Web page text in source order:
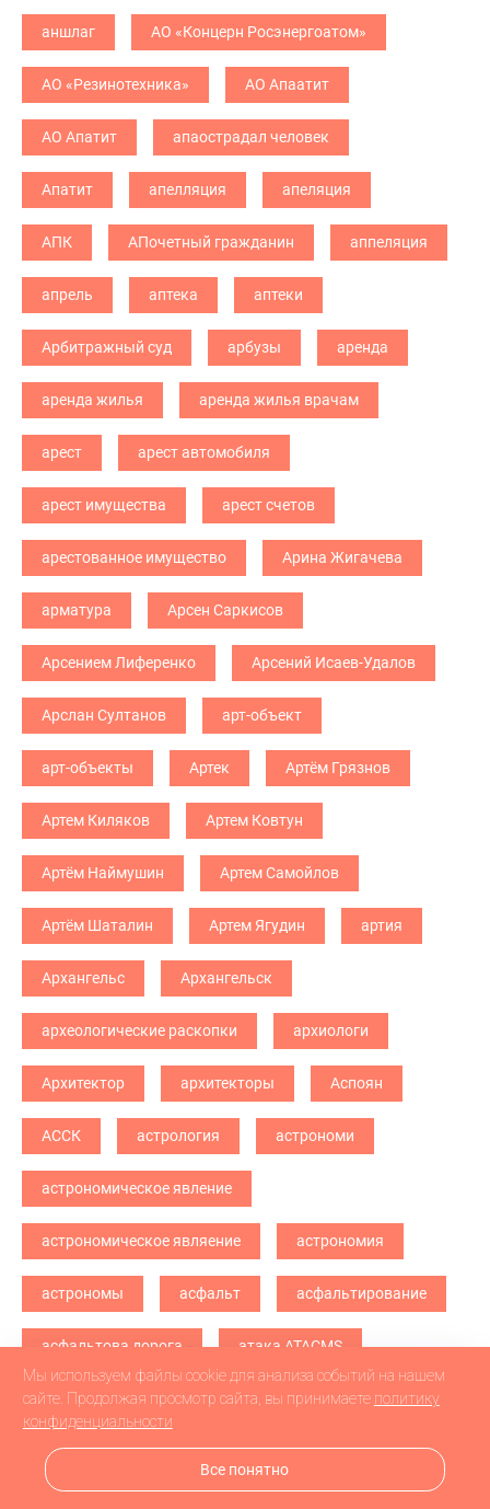
аншлаг АО «Концерн Росэнергоатом»
АО «Резинотехника» АО Апаатит
АО Апатит апаострадал человек
Апатит апелляция апеляция
АПК АПочетный гражданин аппеляция
апрель аптека аптеки
Арбитражный суд арбузы аренда
аренда жилья аренда жилья врачам
арест арест автомобиля
арест имущества арест счетов
арестованное имущество Арина Жигачева
арматура Арсен Саркисов
Арсением Лиференко Арсений Исаев-Удалов
Арслан Султанов арт-объект
арт-объекты Артек Артём Грязнов
Артем Киляков Артем Ковтун
Артём Наймушин Артем Самойлов
Артём Шаталин Артем Ягудин артия
Архангельс Архангельск
археологические раскопки архиологи
Архитектор архитекторы Аспоян
АССК астрология астрономи
астрономическое явление
астрономическое являение астрономия
астрономы асфальт асфальтирование
асфальтова дорога атака ATACMS
атака БПЛА атака дронв атака дронов
атака дронов БПЛА атака дронов\
Мы используем файлы cookie для анализа событий на нашем
сайте. Продолжая просмотр сайта, вы принимаете политику
конфиденциальности
Все понятно